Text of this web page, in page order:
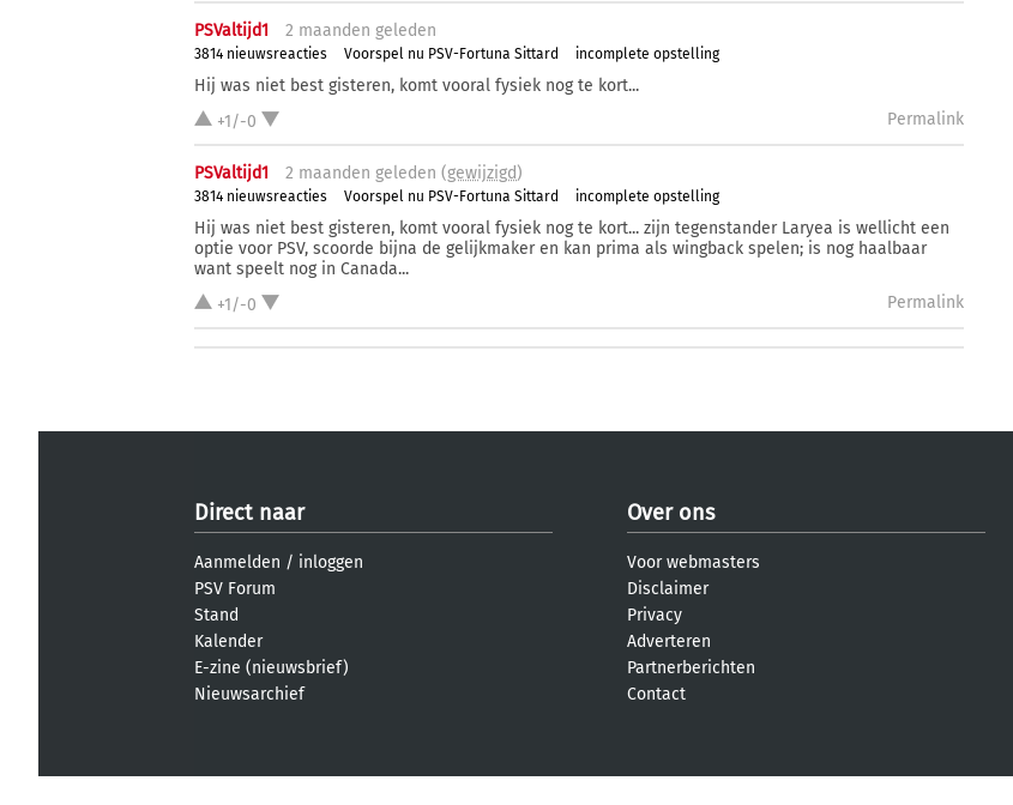
PSValtijd1 2 maanden geleden
3814 nieuwsreacties Voorspel nu PSV-Fortuna Sittard incomplete opstelling
Hij was niet best gisteren, komt vooral fysiek nog te kort...
+1/-0
Permalink
PSValtijd1 2 maanden geleden (gewijzigd)
3814 nieuwsreacties Voorspel nu PSV-Fortuna Sittard incomplete opstelling
Hij was niet best gisteren, komt vooral fysiek nog te kort... zijn tegenstander Laryea is wellicht een
optie voor PSV, scoorde bijna de gelijkmaker en kan prima als wingback spelen; is nog haalbaar
want speelt nog in Canada...
+1/-0
Permalink
Direct naar
Aanmelden / inloggen
PSV Forum
Stand
Kalender
E-zine (nieuwsbrief)
Nieuwsarchief
Over ons
Voor webmasters
Disclaimer
Privacy
Adverteren
Partnerberichten
Contact